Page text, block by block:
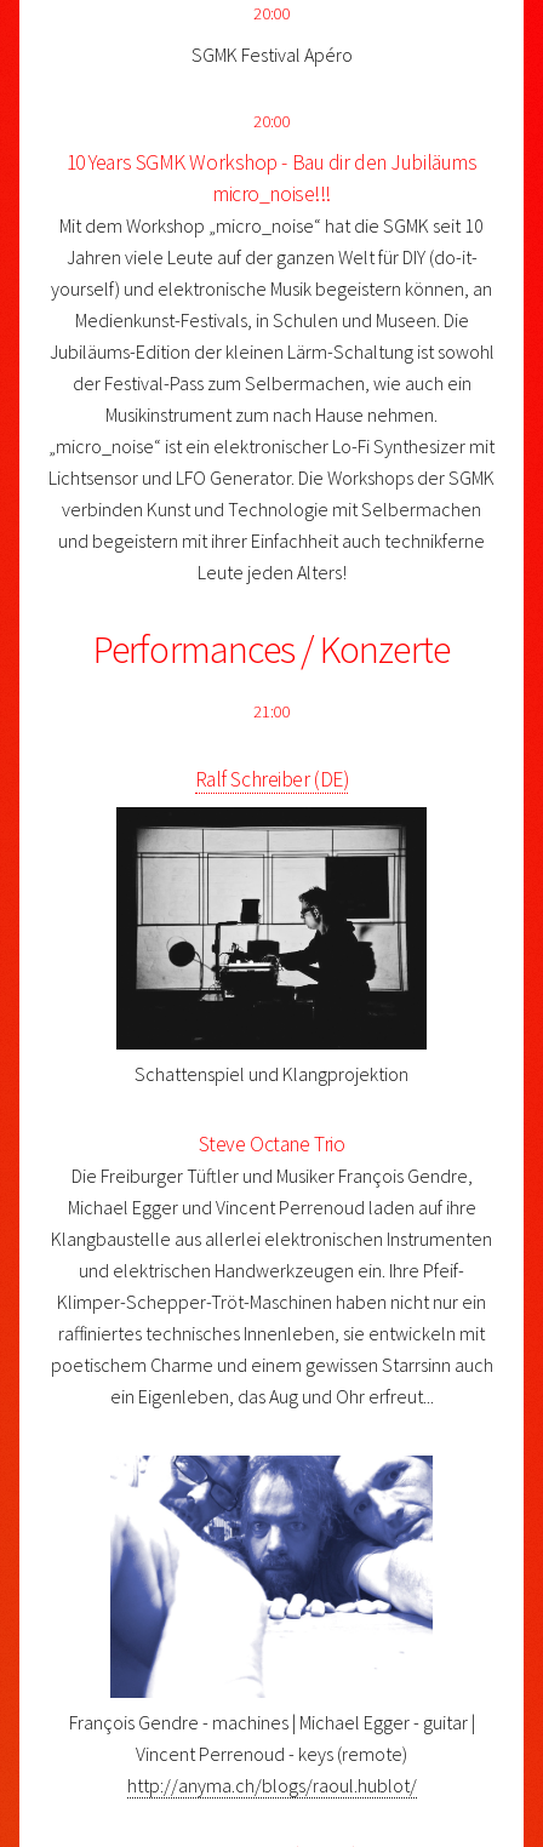
20:00
SGMK Festival Apéro
20:00
10 Years SGMK Workshop - Bau dir den Jubiläums
micro_noise!!!
Mit dem Workshop „micro_noise“ hat die SGMK seit 10
Jahren viele Leute auf der ganzen Welt für DIY (do-it-
yourself) und elektronische Musik begeistern können, an
Medienkunst-Festivals, in Schulen und Museen. Die
Jubiläums-Edition der kleinen Lärm-Schaltung ist sowohl
der Festival-Pass zum Selbermachen, wie auch ein
Musikinstrument zum nach Hause nehmen.
„micro_noise“ ist ein elektronischer Lo-Fi Synthesizer mit
Lichtsensor und LFO Generator. Die Workshops der SGMK
verbinden Kunst und Technologie mit Selbermachen
und begeistern mit ihrer Einfachheit auch technikferne
Leute jeden Alters!
Performances / Konzerte
21:00
Ralf Schreiber (DE)
Schattenspiel und Klangprojektion
Steve Octane Trio
Die Freiburger Tüftler und Musiker François Gendre,
Michael Egger und Vincent Perrenoud laden auf ihre
Klangbaustelle aus allerlei elektronischen Instrumenten
und elektrischen Handwerkzeugen ein. Ihre Pfeif-
Klimper-Schepper-Tröt-Maschinen haben nicht nur ein
raffiniertes technisches Innenleben, sie entwickeln mit
poetischem Charme und einem gewissen Starrsinn auch
ein Eigenleben, das Aug und Ohr erfreut...
François Gendre - machines | Michael Egger - guitar |
Vincent Perrenoud - keys (remote)
http://anyma.ch/blogs/raoul.hublot/